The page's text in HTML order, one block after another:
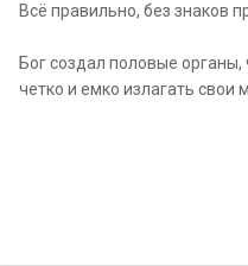
Всё правильно, без знаков
Бог создал половые
четко и емко излагать свои